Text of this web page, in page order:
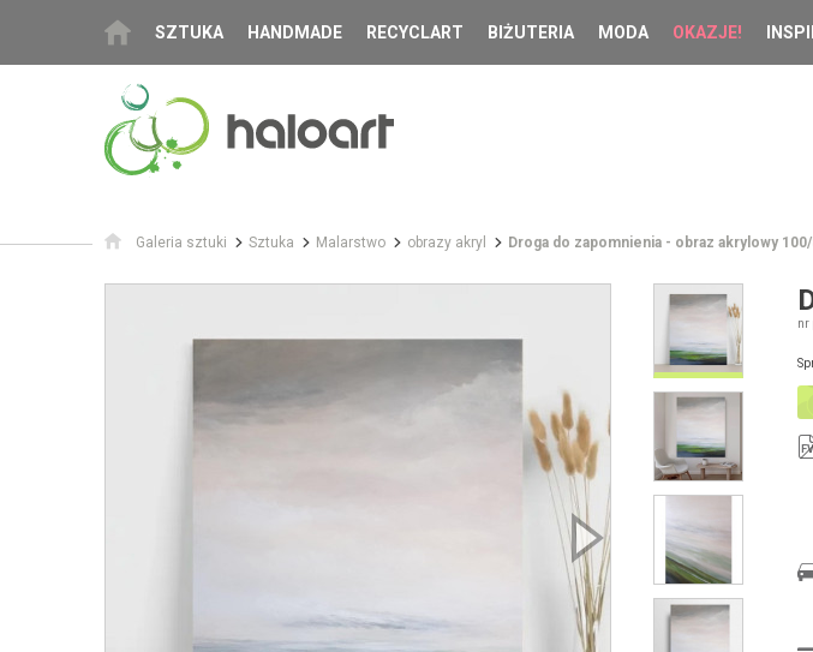
SZTUKA HANDMADE RECYCLART BIŻUTERIA MODA OKAZJE!
Galeria sztuki Sztuka Malarstwo obrazy akryl Droga do zapomnienia - obraz akrylowy
nr
FV